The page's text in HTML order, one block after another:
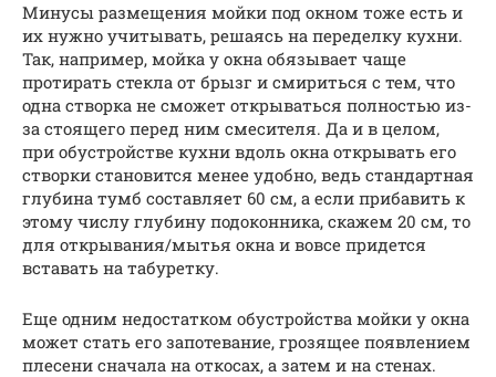
Минусы размещения мойки под окном тоже есть и
их нужно учитывать, решаясь на переделку кухни.
Так, например, мойка у окна обязывает чаще
протирать стекла от брызг и смириться с тем, что
одна створка не сможет открываться полностью из-
за стоящего перед ним смесителя. Да и в целом,
при обустройстве кухни вдоль окна открывать его
створки становится менее удобно, ведь стандартная
глубина тумб составляет 60 см, а если прибавить к
этому числу глубину подоконника, скажем 20 см, то
для открывания/мытья окна и вовсе придется
вставать на табуретку.
Еще одним недостатком обустройства мойки у окна
может стать его запотевание, грозящее появлением
плесени сначала на откосах, а затем и на стенах.